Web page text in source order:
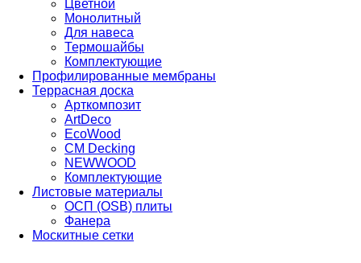
Цветной
Монолитный
Для навеса
Термошайбы
Комплектующие
Профилированные мембраны
Террасная доска
Арткомпозит
ArtDeco
EcoWood
CM Decking
NEWWOOD
Комплектующие
Листовые материалы
ОСП (OSB) плиты
Фанера
Москитные сетки